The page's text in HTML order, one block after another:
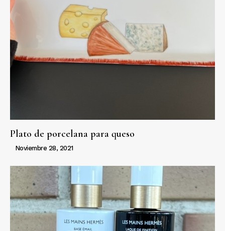
Plato de porcelana para queso
Noviembre 28, 2021